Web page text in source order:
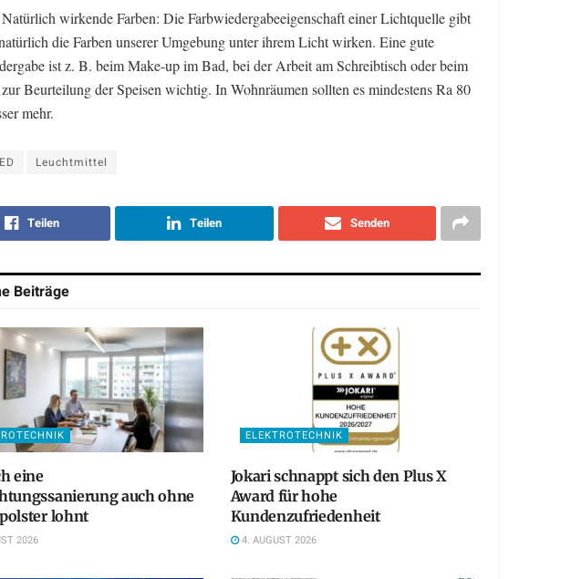
Natürlich wirkende Farben: Die Farbwiedergabeeigenschaft einer Lichtquelle gibt
die Farben unserer Umgebung unter ihrem Licht wirken. Eine gute
ist z. B. beim Make-up im Bad, bei der Arbeit am Schreibtisch oder beim
Beurteilung der Speisen wichtig. In Wohnräumen sollten es mindestens Ra 80
mehr.
Leuchtmittel
Teilen Teilen Senden
Beiträge
eine
auch ohne
lohnt
2026
ELEKTROTECHNIK
Jokari schnappt sich den Plus X
Award für hohe
Kundenzufriedenheit
4. AUGUST 2026